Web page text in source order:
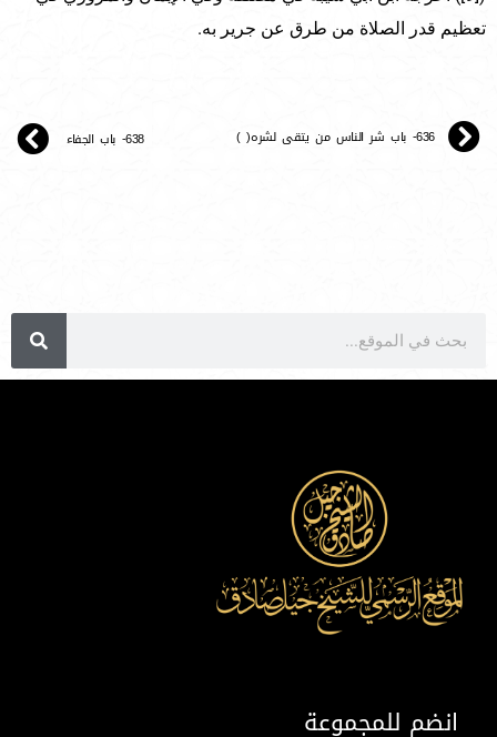
تعظيم قدر الصلاة من طرق عن جرير به.
636- باب شر الناس من يتقى لشره( ) 638- باب الجفاء
انضم للمجموعة